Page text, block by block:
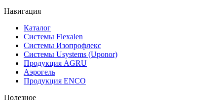
Навигация
Каталог
Системы Flexalen
Системы Изопрофлекс
Системы Usystems (Uponor)
Продукция AGRU
Аэрогель
Продукция ENCO
Полезное